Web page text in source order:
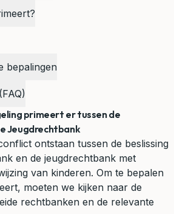
bepalingen
primeert er tussen de
Jeugdrechtbank
ontstaan tussen de beslissing
en de jeugdrechtbank met
van kinderen. Om te bepalen
moeten we kijken naar de
rechtbanken en de relevante